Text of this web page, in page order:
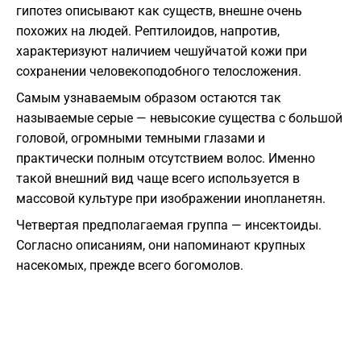
гипотез описывают как существ, внешне очень
похожих на людей. Рептилоидов, напротив,
характеризуют наличием чешуйчатой кожи при
сохранении человекоподобного телосложения.
Самым узнаваемым образом остаются так
называемые серые — невысокие существа с большой
головой, огромными темными глазами и
практически полным отсутствием волос. Именно
такой внешний вид чаще всего используется в
массовой культуре при изображении инопланетян.
Четвертая предполагаемая группа — инсектоиды.
Согласно описаниям, они напоминают крупных
насекомых, прежде всего богомолов.